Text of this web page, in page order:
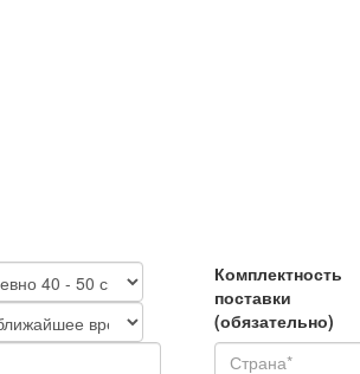
Комплектность
поставки
(обязательно)